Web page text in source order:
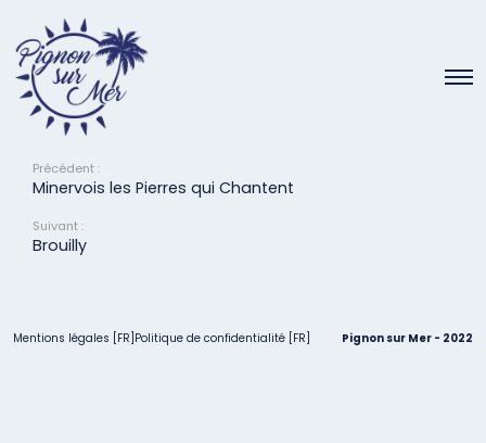
Pessac – Léognan
6 avril 2022
Précédent :
Minervois les Pierres qui Chantent
Suivant :
Brouilly
Mentions légales [FR] Politique de confidentialité [FR] Pignon sur Mer - 2022